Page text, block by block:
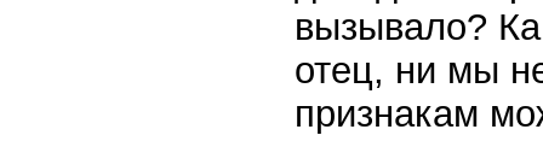
вызывало?
отец, ни мы
признакам